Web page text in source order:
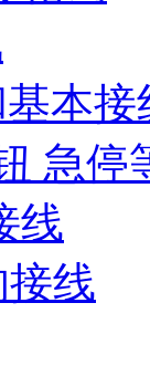
本接
急停
线
线